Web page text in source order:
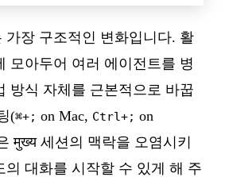
가장 구조적인 변화입니다. 활
모아두어 여러 에이전트를 병
방식 자체를 근본적으로 바꿉
(⌘+; on Mac, Ctrl+; on
मुख्य 세션의 맥락을 오염시키
의 대화를 시작할 수 있게 해 주